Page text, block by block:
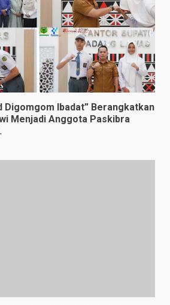
Digomgom Ibadat” Berangkatkan
Menjadi Anggota Paskibra